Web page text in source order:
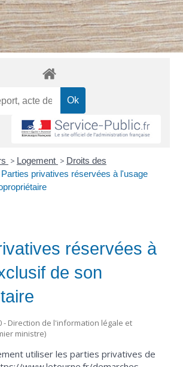
> Logement > Droits des
Parties privatives réservées à l'usage
réservées à
de son
- Direction de l'information légale et
ministre)
utiliser les parties privatives de